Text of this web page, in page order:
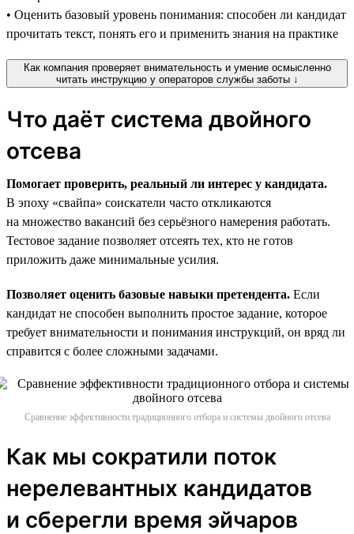
• Оценить базовый уровень понимания: способен ли кандидат
прочитать текст, понять его и применить знания на практике
Как компания проверяет внимательность и умение осмысленно
читать инструкцию у операторов службы заботы ↓
Что даёт система двойного
отсева
Помогает проверить, реальный ли интерес у кандидата.
В эпоху «свайпа» соискатели часто откликаются
на множество вакансий без серьёзного намерения работать.
Тестовое задание позволяет отсеять тех, кто не готов
приложить даже минимальные усилия.
Позволяет оценить базовые навыки претендента. Если
кандидат не способен выполнить простое задание, которое
требует внимательности и понимания инструкций, он вряд ли
справится с более сложными задачами.
Сравнение эффективности традиционного отбора и системы двойного отсева
Как мы сократили поток
нерелевантных кандидатов
и сберегли время эйчаров